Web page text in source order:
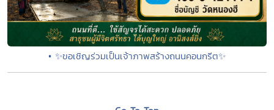
• ✨ขอเชิญร่วมเป็นเจ้าภาพสร้างถนนคอนกรีต✨